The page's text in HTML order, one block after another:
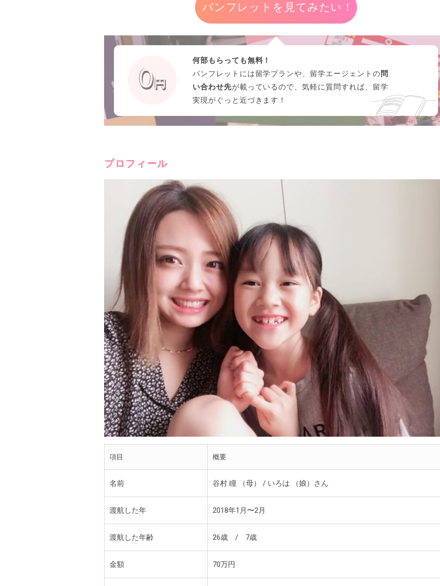
パンフレットを見てみたい！
何部もらっても無料！
パンフレットには留学プランや、留学エージェントの問
い合わせ先が載っているので、気軽に質問すれば、留学
実現がぐっと近づきます！
プロフィール
項目 概要
名前 谷村 瞳 （母） / いろは （娘）さん
渡航した年 2018年1月〜2月
渡航した年齢 26歳 / 7歳
金額 70万円